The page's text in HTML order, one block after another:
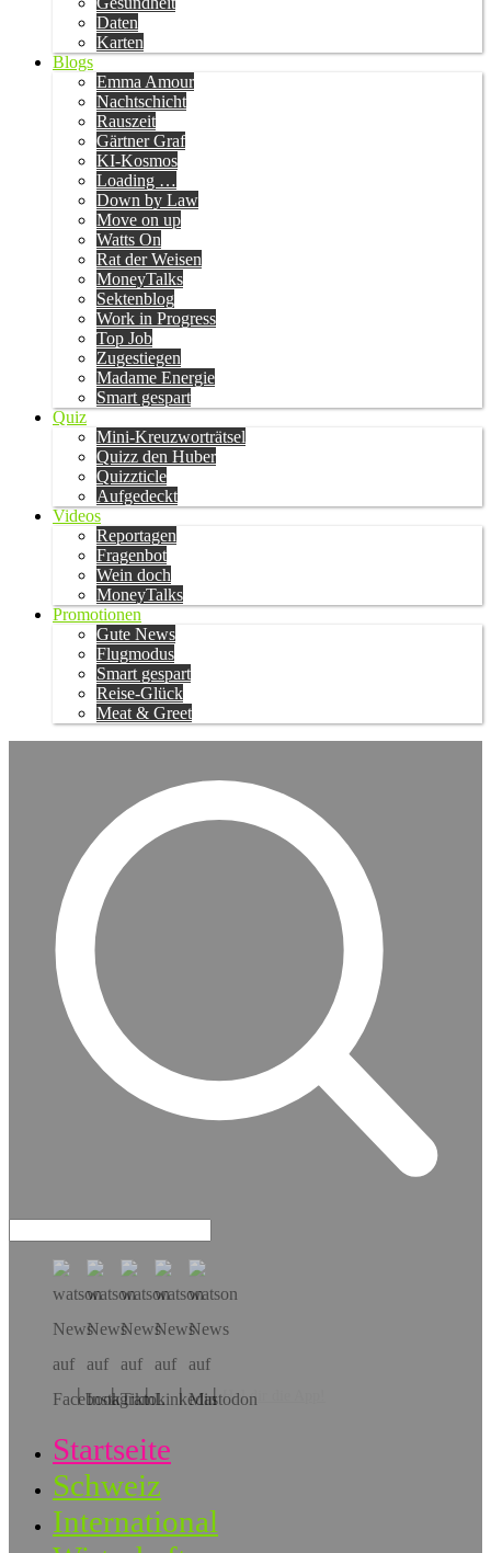
Daten
Karten
Blogs
Emma Amour
Nachtschicht
Rauszeit
Gärtner Graf
KI-Kosmos
Loading …
Down by Law
Move on up
Watts On
Rat der Weisen
MoneyTalks
Sektenblog
Work in Progress
Top Job
Zugestiegen
Madame Energie
Smart gespart
Quiz
Mini-Kreuzworträtsel
Quizz den Huber
Quizzticle
Aufgedeckt
Videos
Reportagen
Fragenbot
Wein doch
MoneyTalks
Promotionen
Gute News
Flugmodus
Smart gespart
Reise-Glück
Meat & Greet
Hol dir die App!
Startseite
Schweiz
International